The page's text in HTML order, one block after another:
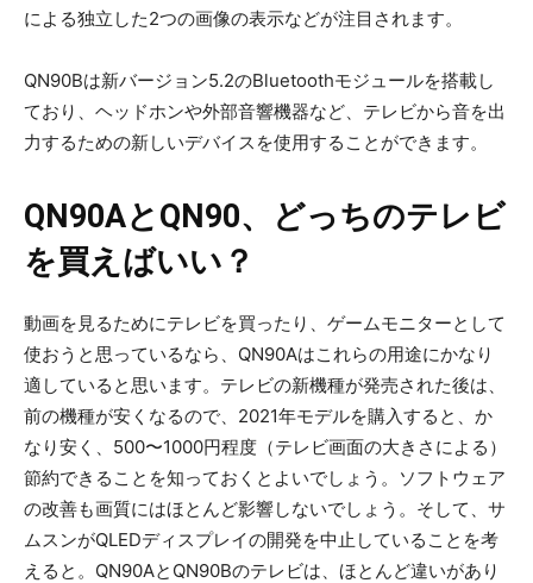
による独立した2つの画像の表示などが注目されます。
QN90Bは新バージョン5.2のBluetoothモジュールを搭載し
ており、ヘッドホンや外部音響機器など、テレビから音を出
力するための新しいデバイスを使用することができます。
QN90AとQN90、どっちのテレビ
を買えばいい？
動画を見るためにテレビを買ったり、ゲームモニターとして
使おうと思っているなら、QN90Aはこれらの用途にかなり
適していると思います。テレビの新機種が発売された後は、
前の機種が安くなるので、2021年モデルを購入すると、か
なり安く、500〜1000円程度（テレビ画面の大きさによる）
節約できることを知っておくとよいでしょう。ソフトウェア
の改善も画質にはほとんど影響しないでしょう。そして、サ
ムスンがQLEDディスプレイの開発を中止していることを考
えると。QN90AとQN90Bのテレビは、ほとんど違いがあり